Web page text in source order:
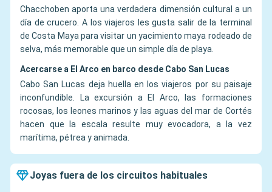
Chacchoben aporta una verdadera dimensión cultural a un
día de crucero. A los viajeros les gusta salir de la terminal
de Costa Maya para visitar un yacimiento maya rodeado de
selva, más memorable que un simple día de playa.
Acercarse a El Arco en barco desde Cabo San Lucas
Cabo San Lucas deja huella en los viajeros por su paisaje
inconfundible. La excursión a El Arco, las formaciones
rocosas, los leones marinos y las aguas del mar de Cortés
hacen que la escala resulte muy evocadora, a la vez
marítima, pétrea y animada.
Joyas fuera de los circuitos habituales